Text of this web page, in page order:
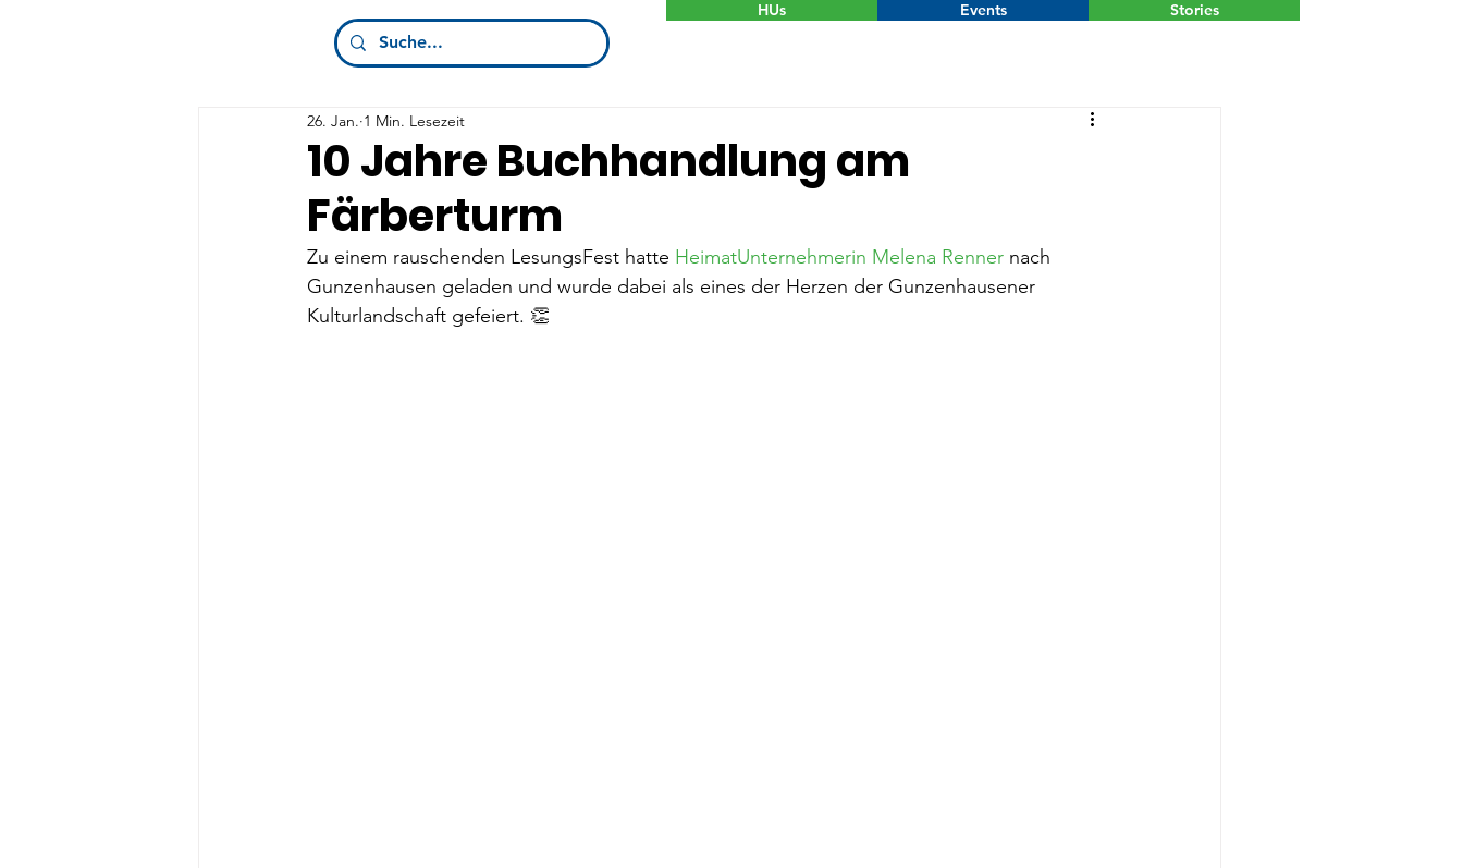
HUs Events Stories
10 Jahre Buchhandlung am
Färberturm
26. Jan. 1 Min. Lesezeit
Zu einem rauschenden LesungsFest hatte HeimatUnternehmerin Melena Renner nach
Gunzenhausen geladen und wurde dabei als eines der Herzen der Gunzenhausener
Kulturlandschaft gefeiert. 👏